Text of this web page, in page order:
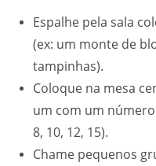
Espalhe pela sala
(ex: um monte de
tampinhas).
Coloque na mesa
um com um
8, 10, 12, 15).
Chame pequenos